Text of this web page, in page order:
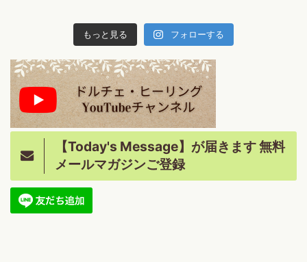
もっと見る フォローする
【Today's Message】が届きます 無料
メールマガジンご登録